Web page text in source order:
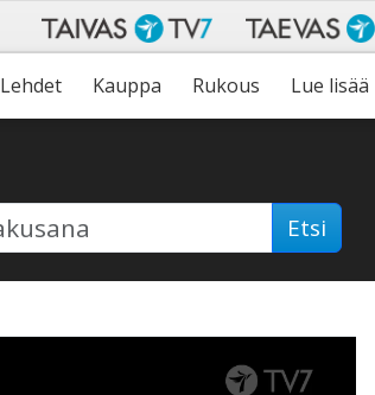
Lehdet Kauppa Rukous Lue lisää
Etsi